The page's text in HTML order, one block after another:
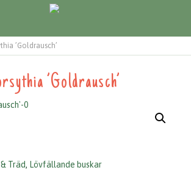
’Goldrausch’
’Goldrausch’
Träd, Lövfällande buskar